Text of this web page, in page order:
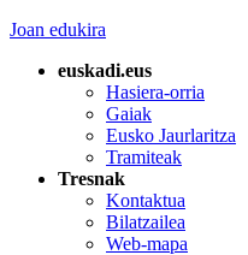
Joan edukira
euskadi.eus
Hasiera-orria
Gaiak
Eusko Jaurlaritza
Tramiteak
Tresnak
Kontaktua
Bilatzailea
Web-mapa